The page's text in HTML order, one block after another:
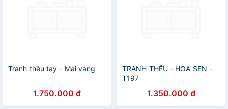
Tranh thêu tay - Mai vàng
1.750.000 đ
TRANH THÊU - HOA SEN -
T197
1.350.000 đ